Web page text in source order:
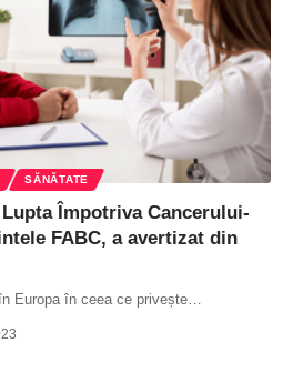
SĂNĂTATE
Împotriva Cancerului-
FABC, a avertizat din
Europa în ceea ce privește